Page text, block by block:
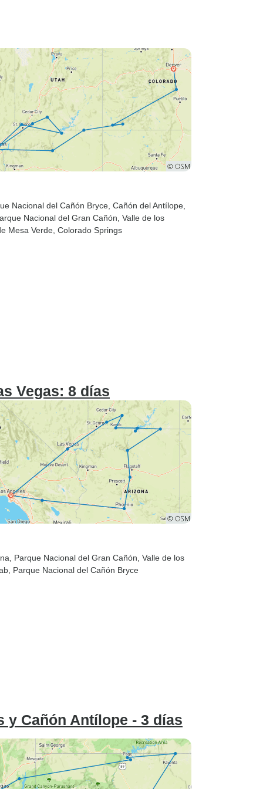
Nacional del Cañón Bryce , Cañón del Antílope
Nacional del Gran Cañón , Valle de los
Mesa Verde , Colorado Springs
Vegas: 8 días
, Parque Nacional del Gran Cañón , Valle de los
, Parque Nacional del Cañón Bryce
y Cañón Antílope - 3 días